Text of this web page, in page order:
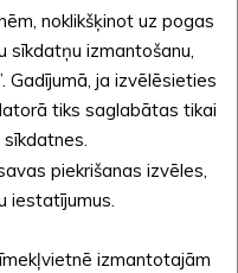
“Ūdens- dzīvības
jautājumiem,
piedāvātās
spēlēja spēli “Kā
teikumā un izdomāja
upe tek cauri
jūra sākas Alūksnē”
noklikšķinot uz pogas
sīkdatņu izmantošanu,
Gadījumā, ja izvēlēsieties
tiks saglabātas tikai
piekrišanas izvēles,
iestatījumus.
izmantotajām